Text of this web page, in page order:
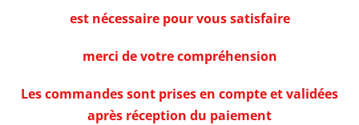
est nécessaire pour vous satisfaire
merci de votre compréhension
Les commandes sont prises en compte et validées
après réception du paiement